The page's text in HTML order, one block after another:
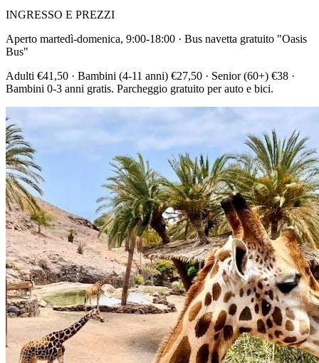
INGRESSO E PREZZI
Aperto martedì-domenica, 9:00-18:00 · Bus navetta gratuito "Oasis
Bus"
Adulti €41,50 · Bambini (4-11 anni) €27,50 · Senior (60+) €38 ·
Bambini 0-3 anni gratis. Parcheggio gratuito per auto e bici.